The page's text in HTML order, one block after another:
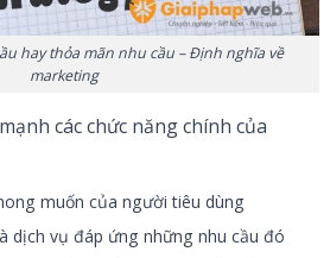
hay thỏa mãn nhu cầu – Định nghĩa về
marketing
các chức năng chính của
muốn của người tiêu dùng
dịch vụ đáp ứng những nhu cầu đó